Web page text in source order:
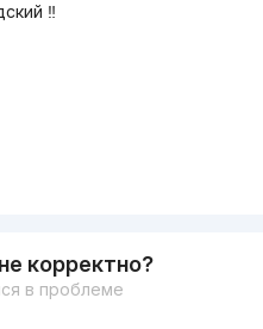
‼️
от стоимости квартиры
корректно?
в проблеме